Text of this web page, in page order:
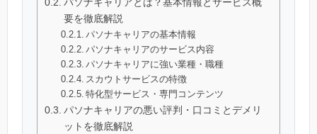
パソナキャリアとは？基本情報とサービス概
要を徹底解説
パソナキャリアの基本情報
パソナキャリアのサービス内容
パソナキャリアに強い業種・職種
スカウトサービスの特徴
特化型サービス・専門コンテンツ
パソナキャリアの悪い評判・口コミとデメリ
ットを徹底解説